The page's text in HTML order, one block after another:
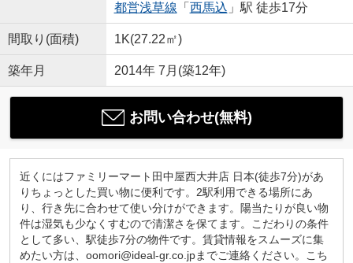
都営浅草線 「 西馬込 」駅 徒歩17分
間取り(面積) 1K(27.22㎡)
築年月 2014年 7月(築12年)
お問い合わせ(無料)
近くにはファミリーマート田中屋西大井店 日本(徒歩7分)があ
りちょっとした買い物に便利です。2駅利用できる場所にあ
り、行き先に合わせて使い分けができます。陽当たりが良い物
件は湿気も少なくすむので清潔さを保てます。こだわりの条件
として多い、駅徒歩7分の物件です。賃貸情報をスムーズに集
めたい方は、oomori@ideal-gr.co.jpまでご連絡ください。こち